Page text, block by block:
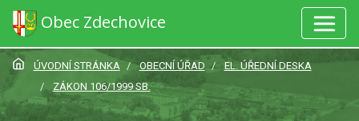
Obec Zdechovice
ÚVODNÍ STRÁNKA OBECNÍ ÚŘAD
EL. ÚŘEDNÍ DESKA
ZÁKON 106/1999 SB.